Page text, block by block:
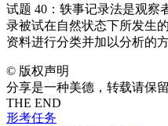
试题 40：轶事记录法是观察
录被试在自然状态下所发生
资料进行分类并加以分析的方
© 版权声明
分享是一种美德，转载请保
THE END
形考任务